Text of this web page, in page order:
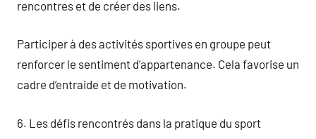
rencontres et de créer des liens.
Participer à des activités sportives en groupe peut
renforcer le sentiment d’appartenance. Cela favorise un
cadre d’entraide et de motivation.
6. Les défis rencontrés dans la pratique du sport